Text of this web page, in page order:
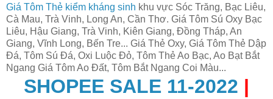
Giá Tôm Thẻ kiểm kháng sinh khu vực Sóc Trăng, Bạc Liêu,
Cà Mau, Trà Vinh, Long An, Cần Thơ. Giá Tôm Sú Oxy Bạc
Liêu, Hậu Giang, Trà Vinh, Kiên Giang, Đồng Tháp, An
Giang, Vĩnh Long, Bến Tre... Giá Thẻ Oxy, Giá Tôm Thẻ Dập
Đá, Tôm Sú Đá, Oxi Luộc Đỏ, Tôm Thẻ Ao Bạc, Ao Bạt Bắt
Ngang Giá Tôm Ao Đất, Tôm Bắt Ngang Coi Màu...
SHOPEE SALE 11-2022 |